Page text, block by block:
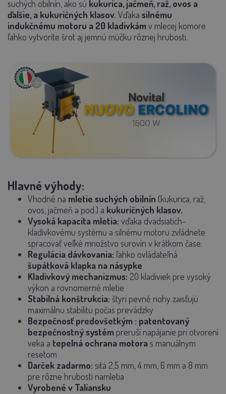
suchých obilnín, ako sú kukurica, jačmeň, raž, ovos a
ďalšie, a kukuričných klasov. Vďaka silnému
indukčnému motoru a 20 kladivkámv mlecej komore
ľahko vytvoríte šrot aj jemnú múčku rôznej hrubosti.
Hlavné výhody:
Vhodné na mletie suchých obilnín (kukurica, raž,
ovos, jačmeň a pod.) a kukuričných klasov.
Vysoká kapacita mletia: vďaka dvadsiatich-
kladivkovému systému a silnému motoru zvládnete
spracovať veľké množstvo surovín v krátkom čase.
Regulácia dávkovania: ľahko ovládateľná
šupátková klapka na násypke
Kladivkový mechanizmus: 20 kladiviek pre vysoký
výkon a rovnomerné mletie
Stabilná konštrukcia: štyri pevné nohy zaisťujú
maximálnu stabilitu počas prevádzky
Bezpečnosť predovšetkým : patentovaný
bezpečnostný systém preruší napájanie pri otvorení
veka a tepelná ochrana motoras manuálnym
resetom
Darček zadarmo: sitá 2,5 mm, 4 mm, 6 mm a 8 mm
pre rôzne hrubosti namletia
Vyrobené v Taliansku